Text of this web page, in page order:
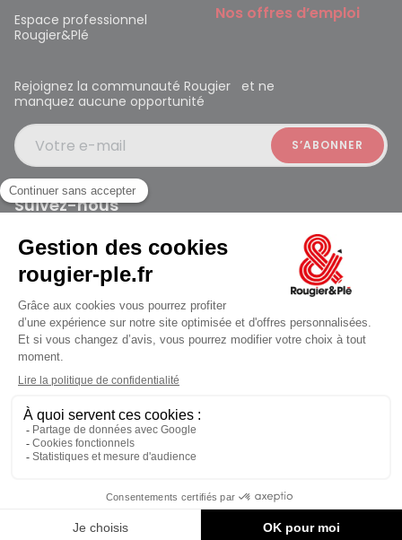
jusqu'au Vendredi à 10:00
Espace professionnel
Rougier&Plé
Nos offres d’emploi
Rejoignez la communauté Rougier et ne
manquez aucune opportunité
Votre e-mail
Suivez-nous
Rougier et Plé 2024 Copyright
Mentions légales
Conditions générales des ventes
Données personnelles
Paiement sécurisé